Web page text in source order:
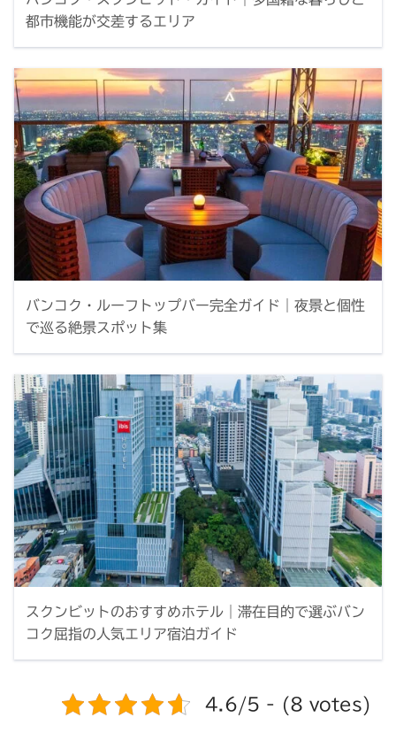
都市機能が交差するエリア
バンコク・ルーフトップバー完全ガイド｜夜景と個性
で巡る絶景スポット集
スクンビットのおすすめホテル｜滞在目的で選ぶバン
コク屈指の人気エリア宿泊ガイド
4.6/5 - (8 votes)